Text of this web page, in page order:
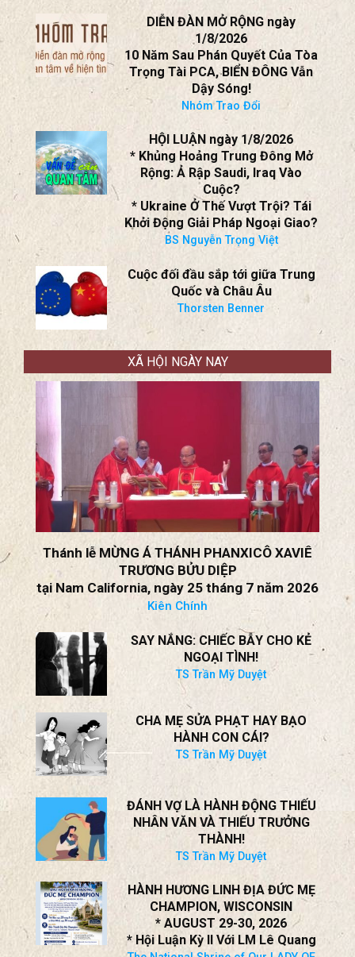
* Xung Đột Giữa Ả Rập Saudi Và
Houthi; Eo Biển Bab Al-Mandeb;
Iraq?
BS Nguyễn Trọng Việt
DIỄN ĐÀN MỞ RỘNG ngày
1/8/2026
10 Năm Sau Phán Quyết Của Tòa
Trọng Tài PCA, BIỂN ĐÔNG Vẫn
Dậy Sóng!
Nhóm Trao Đổi
HỘI LUẬN ngày 1/8/2026
* Khủng Hoảng Trung Đông Mở
Rộng: Ả Rập Saudi, Iraq Vào
Cuộc?
* Ukraine Ở Thế Vượt Trội? Tái
Khởi Động Giải Pháp Ngoại Giao?
BS Nguyễn Trọng Việt
Cuộc đối đầu sắp tới giữa Trung
Quốc và Châu Âu
XÃ HỘI NGÀY NAY
Thánh lễ MỪNG Á THÁNH PHANXICÔ XAVIÊ
TRƯƠNG BỬU DIỆP
tại Nam California, ngày 25 tháng 7 năm 2026
Kiên Chính
SAY NẮNG: CHIẾC BẪY CHO KẺ
NGOẠI TÌNH!
TS Trần Mỹ Duyệt
CHA MẸ SỬA PHẠT HAY BẠO
HÀNH CON CÁI?
TS Trần Mỹ Duyệt
ĐÁNH VỢ LÀ HÀNH ĐỘNG THIẾU
NHÂN VĂN VÀ THIẾU TRƯỞNG
THÀNH!
TS Trần Mỹ Duyệt